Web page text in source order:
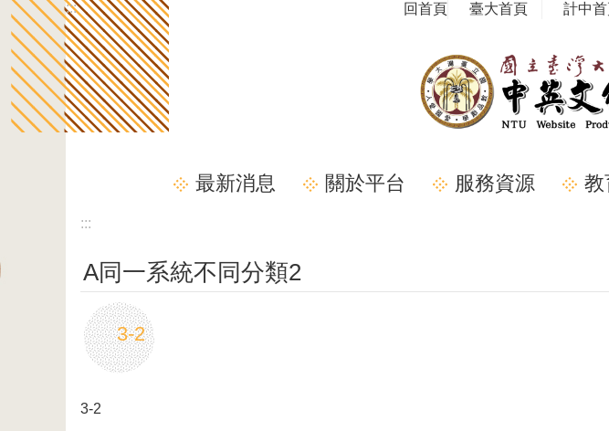
跳到主要內容區塊
::: 回首頁 臺大首頁 計中
最新消息 關於平台 服務資源 教
:::
A同一系統不同分類2
3-2
3-2